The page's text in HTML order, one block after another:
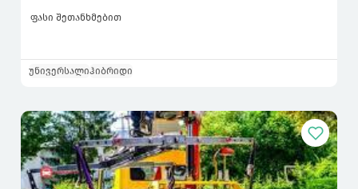
ფასი შეთანხმებით
უნივერსალიჰიბრიდი